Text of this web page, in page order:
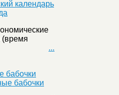
(время
...
бабочки